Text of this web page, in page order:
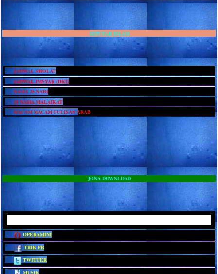
SEPUTAR ISLAM
JADWAL SHOLAT
JADWAL IMSYAK (DKI)
NAMA 25 NABI
10 NAMA MALAIKAT
MACAM MACAM TULISAN ARAB
JONA DOWNLOAD
OPERAMINI
TRIK FB
TWITTER
MUSIK